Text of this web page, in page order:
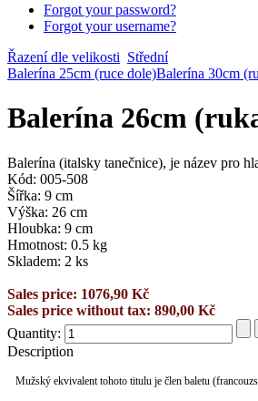
Forgot your password?
Forgot your username?
Řazení dle velikosti Střední
Balerína 25cm (ruce dole)Balerína 30cm
Balerína 26cm
Balerína (italsky tanečnice), je název pro
Kód: 005-508
Šířka: 9 cm
Výška: 26 cm
Hloubka: 9 cm
Hmotnost: 0.5 kg
Skladem: 2 ks
Sales price: 1076,90 Kč
Sales price without tax: 890,00 Kč
Quantity:
Description
Mužský ekvivalent tohoto titulu je člen baletu